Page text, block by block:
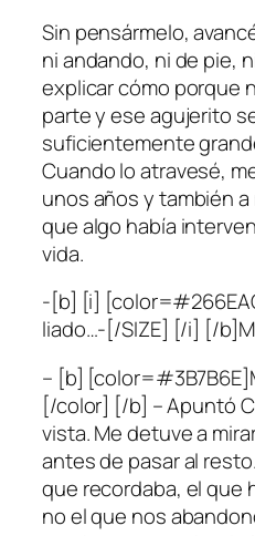
Sin pensármelo,
ni andando, ni de pie,
explicar cómo porque
parte y ese agujerito
suficientemente
Cuando lo atravesé,
unos años y también
que algo había
vida.
-[b] [i]
liado…-[/SIZE] [/i] [/
– [b]
[/color] [/b] – Apuntó
vista. Me detuve a
antes de pasar al
que recordaba, el que
no el que nos